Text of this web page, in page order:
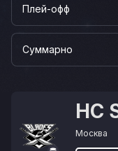
Плей-офф
Суммарно
HC
Москва